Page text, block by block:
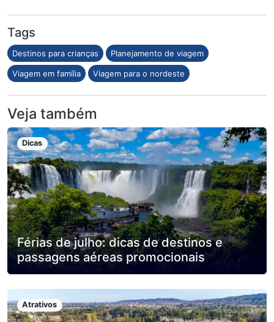
Tags
Destinos para crianças Planejamento de viagem
Viagem em família Viagem para o nordeste
Veja também
Dicas
Férias de julho: dicas de destinos e
passagens aéreas promocionais
Atrativos